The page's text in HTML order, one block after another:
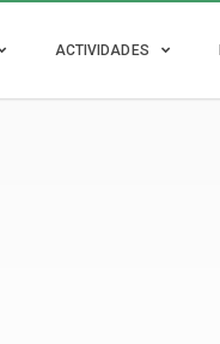
ACTIVIDADES